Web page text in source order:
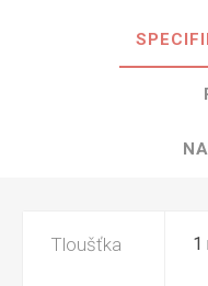
Tloušťka 1